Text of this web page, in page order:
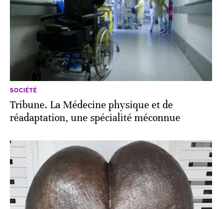
SOCIÉTÉ
Tribune. La Médecine physique et de
réadaptation, une spécialité méconnue